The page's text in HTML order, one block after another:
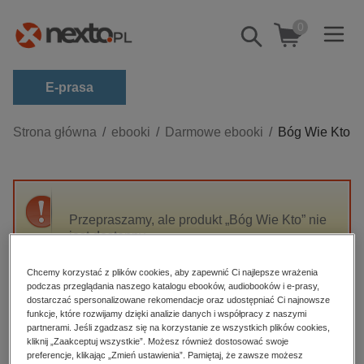
Pokaż/schowaj
wyszukiwarkę
0
E-prasa
Kategorie
biznesowe, branżowe, gospodarka
dzienniki
edukacja
hobby, sport, rozrywka
komputery, internet, technologie, informatyka
Strona główna ebooki Darmowe ebooki Bóg Wie Kto
Przepraszamy, ale produkt „Bóg Wie Kto” nie
jest dostępny.
High-contrast mode
Polecane
Chcemy korzystać z plików cookies, aby zapewnić Ci najlepsze wrażenia
podczas przeglądania naszego katalogu ebooków, audiobooków i e-prasy,
dostarczać spersonalizowane rekomendacje oraz udostępniać Ci najnowsze
funkcje, które rozwijamy dzięki analizie danych i współpracy z naszymi
partnerami. Jeśli zgadzasz się na korzystanie ze wszystkich plików cookies,
kliknij „Zaakceptuj wszystkie”. Możesz również dostosować swoje
preferencje, klikając „Zmień ustawienia”. Pamiętaj, że zawsze możesz